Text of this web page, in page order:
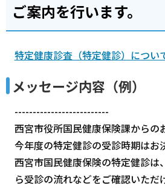
ご案内を行います。
特定健康診査（特定健診）につい
メッセージ内容（例）
--------------------------
西宮市役所国民健康保険課からの
今年度の特定健診の受診時期はお
西宮市国民健康保険の特定健診は
ら受診の流れなどをご確認いただ